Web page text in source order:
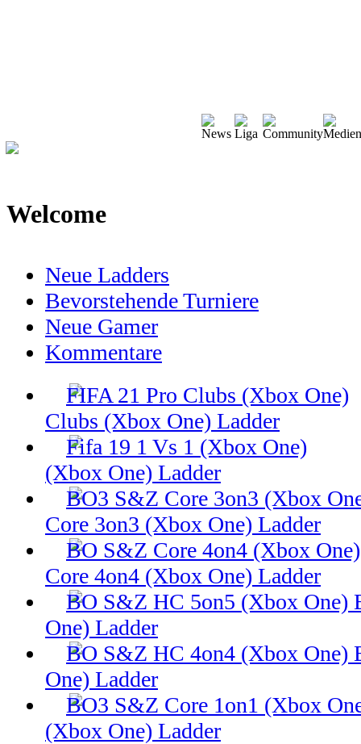
Welcome
Neue Ladders
Bevorstehende Turniere
Neue Gamer
Kommentare
Clubs (Xbox One) Ladder
(Xbox One) Ladder
Core 3on3 (Xbox One) Ladder
Core 4on4 (Xbox One) Ladder
One) Ladder
One) Ladder
(Xbox One) Ladder